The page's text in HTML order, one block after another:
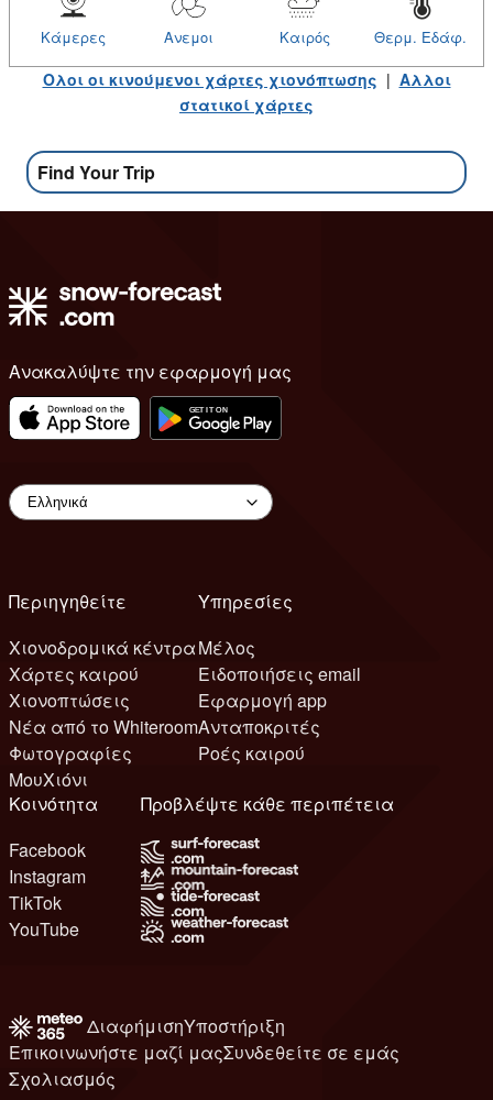
Θερμ. Εδάφ.
Καιρός
Ανεμοι
Κάμερες
Ολοι οι κινούμενοι χάρτες χιονόπτωσης | Αλλοι
στατικοί χάρτες
Find Your Trip
Ανακαλύψτε την εφαρμογή μας
Περιηγηθείτε
Χιονοδρομικά κέντρα
Χάρτες καιρού
Χιονοπτώσεις
Νέα από το Whiteroom
Φωτογραφίες
ΜουΧιόνι
Υπηρεσίες
Μέλος
Ειδοποιήσεις email
Εφαρμογή app
Ανταποκριτές
Ροές καιρού
Κοινότητα
Facebook
Instagram
TikTok
YouTube
Προβλέψτε κάθε περιπέτεια
ΔιαφήμισηΥποστήριξη
Επικοινωνήστε μαζί μαςΣυνδεθείτε σε εμάς
Σχολιασμός